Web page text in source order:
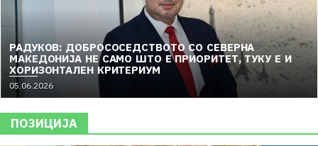
РАДУКОВ: ДОБРОСОСЕДСТВОТО СО СЕВЕРНА
МАКЕДОНИЈА НЕ САМО ШТО Е ПРИОРИТЕТ, ТУКУ Е И
ХОРИЗОНТАЛЕН КРИТЕРИУМ
05.06.2026
ПОЗИЦИЈА